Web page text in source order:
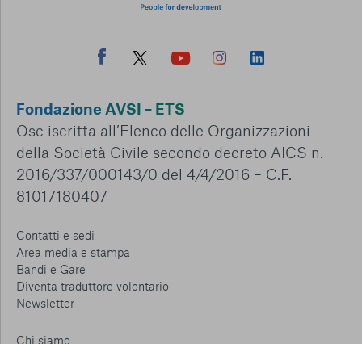
Fondazione AVSI – ETS
Osc iscritta all’Elenco delle Organizzazioni
della Società Civile secondo decreto AICS n.
2016/337/000143/0 del 4/4/2016 – C.F.
81017180407
Contatti e sedi
Area media e stampa
Bandi e Gare
Diventa traduttore volontario
Newsletter
Chi siamo